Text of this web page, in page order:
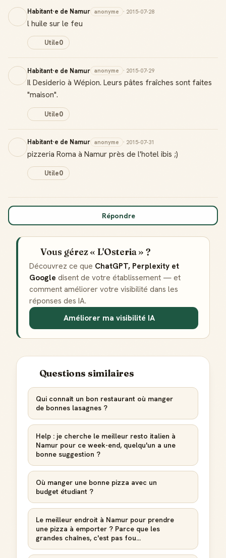
Habitant·e de Namur anonyme · 2015-07-28
l huile sur le feu
Utile0
Habitant·e de Namur anonyme · 2015-07-29
Il Desiderio à Wépion. Leurs pâtes fraîches sont faites
"maison".
Utile0
Habitant·e de Namur anonyme · 2015-07-31
pizzeria Roma à Namur près de l'hotel ibis ;)
Utile0
Répondre
Vous gérez « L'Osteria » ?
Découvrez ce que ChatGPT, Perplexity et
Google disent de votre établissement — et
comment améliorer votre visibilité dans les
réponses des IA.
Améliorer ma visibilité IA
Questions similaires
Qui connaît un bon restaurant où manger
de bonnes lasagnes ?
Help : je cherche le meilleur resto italien à
Namur pour ce week-end, quelqu'un a une
bonne suggestion ?
Où manger une bonne pizza avec un
budget étudiant ?
Le meilleur endroit à Namur pour prendre
une pizza à emporter ? Parce que les
grandes chaînes, c'est pas fou...